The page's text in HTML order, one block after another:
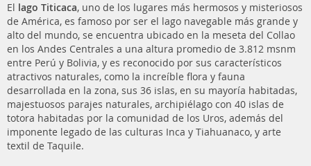
El lago Titicaca, uno de los lugares más hermosos y misteriosos
de América, es famoso por ser el lago navegable más grande y
alto del mundo, se encuentra ubicado en la meseta del Collao
en los Andes Centrales a una altura promedio de 3.812 msnm
entre Perú y Bolivia, y es reconocido por sus característicos
atractivos naturales, como la increíble flora y fauna
desarrollada en la zona, sus 36 islas, en su mayoría habitadas,
majestuosos parajes naturales, archipiélago con 40 islas de
totora habitadas por la comunidad de los Uros, además del
imponente legado de las culturas Inca y Tiahuanaco, y arte
textil de Taquile.